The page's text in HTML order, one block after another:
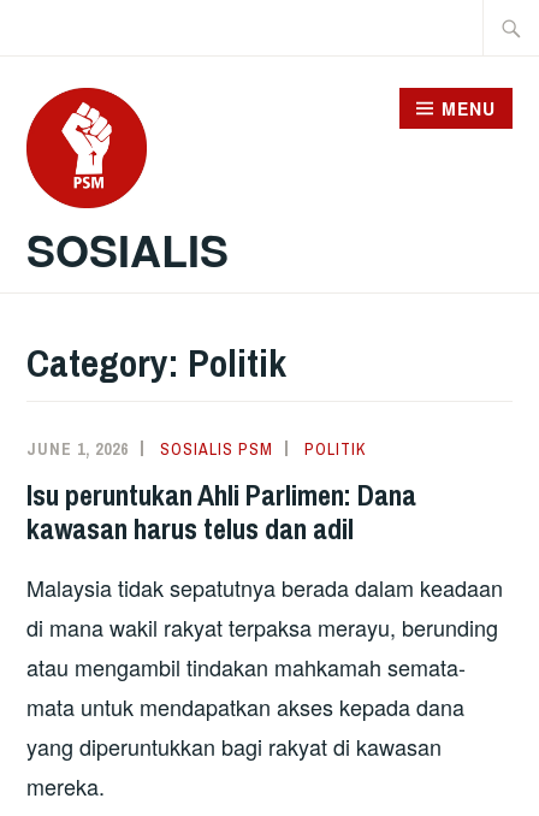
content
SOSIALIS
MENU
Category: Politik
JUNE 1, 2026 SOSIALIS PSM POLITIK
Isu peruntukan Ahli Parlimen: Dana
kawasan harus telus dan adil
Malaysia tidak sepatutnya berada dalam keadaan
di mana wakil rakyat terpaksa merayu, berunding
atau mengambil tindakan mahkamah semata-
mata untuk mendapatkan akses kepada dana
yang diperuntukkan bagi rakyat di kawasan
mereka.